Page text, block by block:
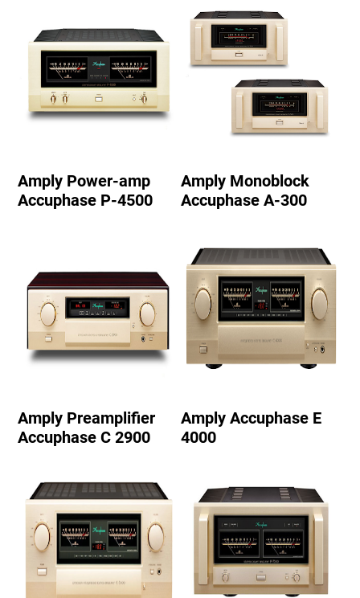
Amply Power-amp
Accuphase P-4500
Amply Monoblock
Accuphase A-300
Amply Preamplifier
Accuphase C 2900
Amply Accuphase E
4000